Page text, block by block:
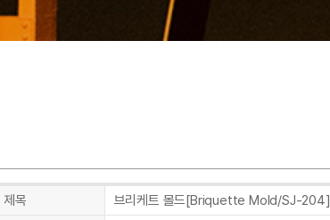
제목
브리케트 몰드[Briquette Mold/SJ-204]